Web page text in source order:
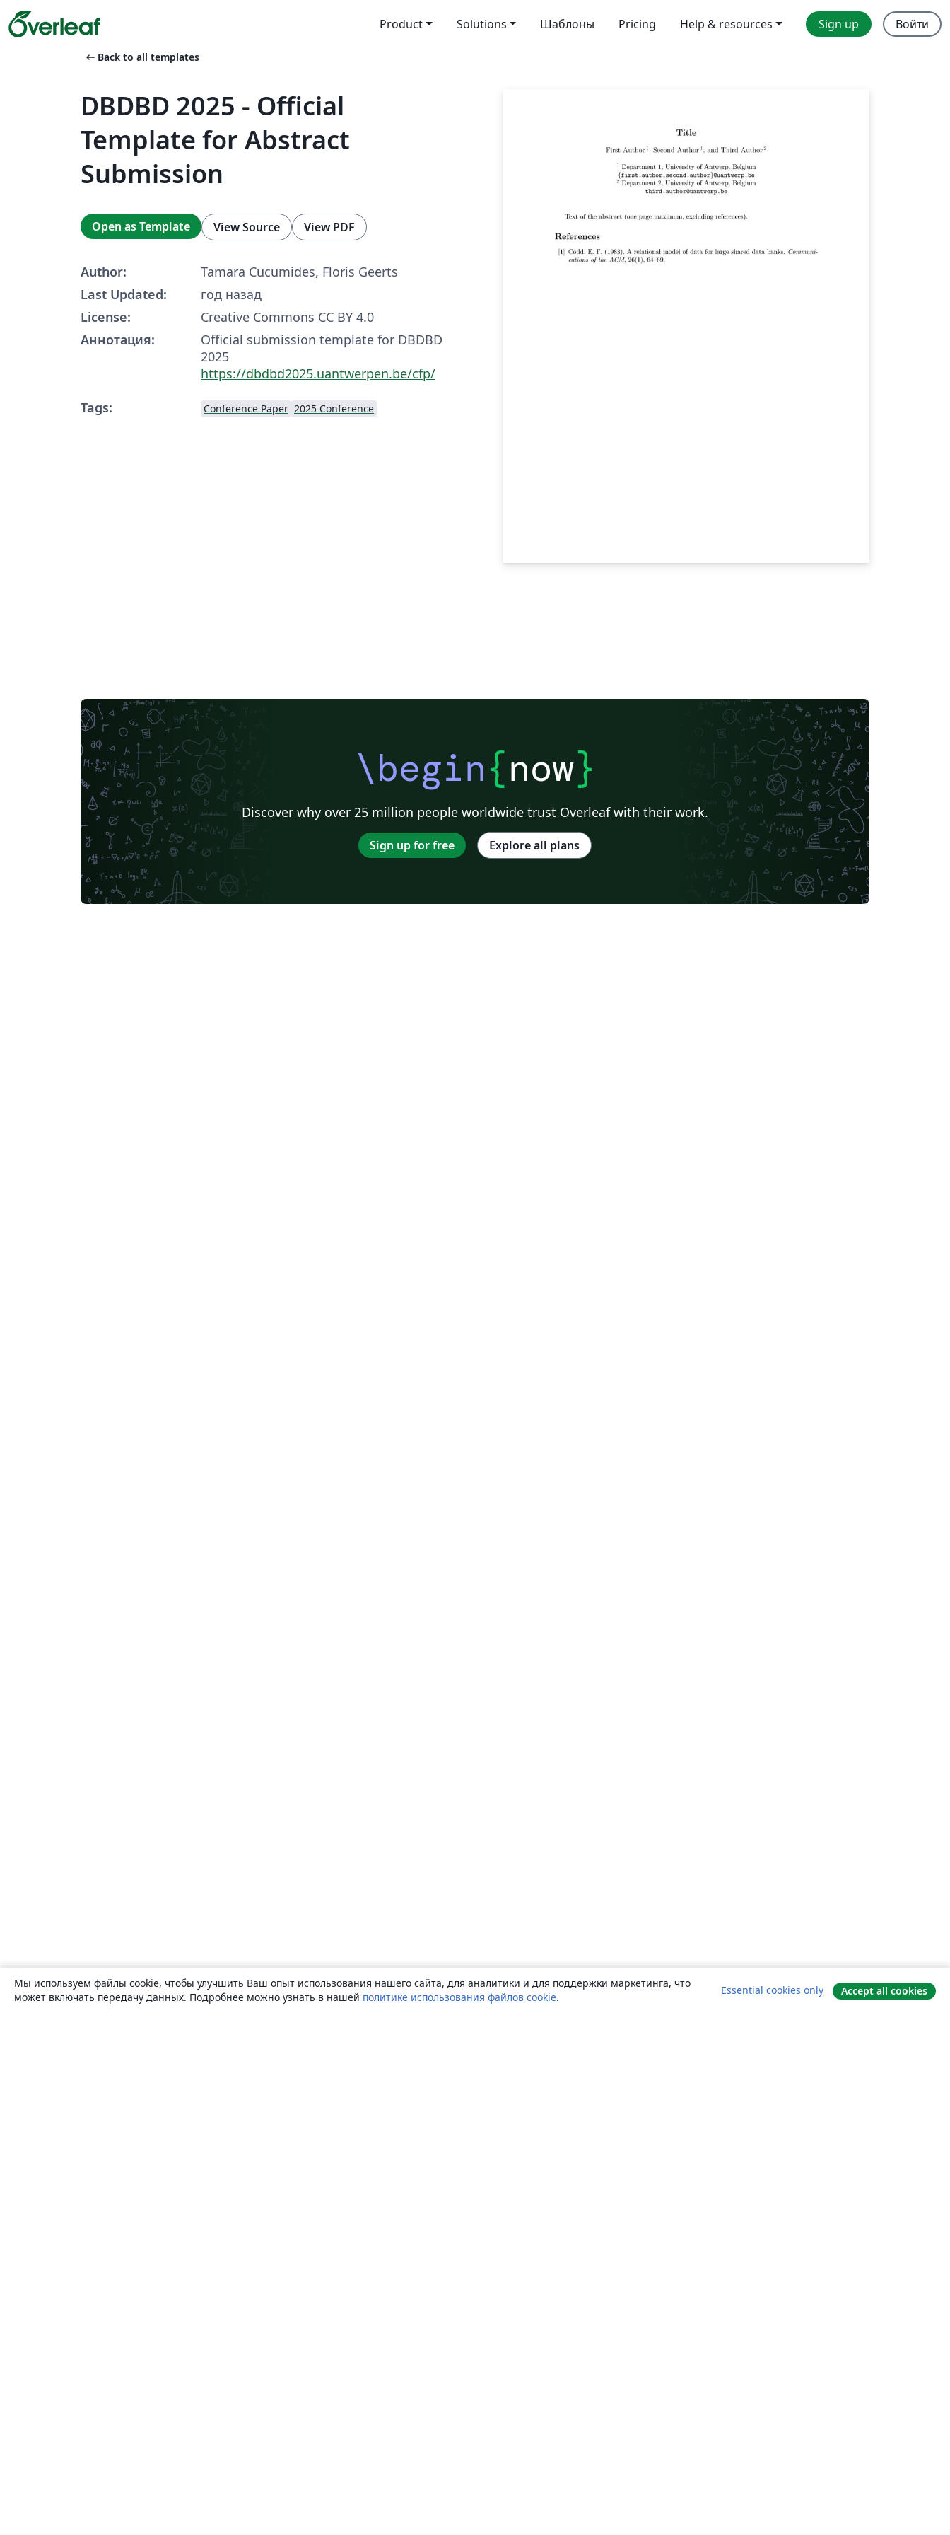
Product Solutions Шаблоны Pricing Help & resources Sign up Войти
arrow_left_alt Back to all templates
DBDBD 2025 - Official
Template for Abstract
Submission
Open as Template View Source View PDF
Author:
Tamara Cucumides, Floris Geerts
Last Updated:
год назад
License:
Creative Commons CC BY 4.0
Аннотация:
Official submission template for DBDBD
2025
https://dbdbd2025.uantwerpen.be/cfp/
Tags:
Conference Paper 2025 Conference
\begin{now}
Discover why over 25 million people worldwide trust Overleaf with their work.
Sign up for free Explore all plans
Мы используем файлы cookie, чтобы улучшить Ваш опыт использования нашего сайта, для аналитики и для поддержки маркетинга, что
может включать передачу данных. Подробнее можно узнать в нашей политике использования файлов cookie.
Essential cookies only Accept all cookies